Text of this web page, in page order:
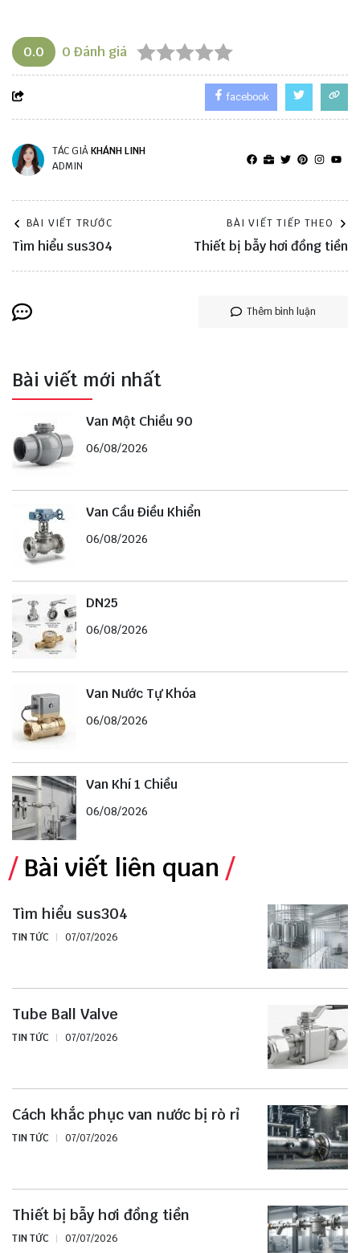
0.0 0 Đánh giá
facebook
TÁC GIẢKHÁNH LINH
ADMIN
BÀI VIẾT TRƯỚC
Tìm hiểu sus304
BÀI VIẾT TIẾP THEO
Thiết bị bẫy hơi đồng tiền
Thêm bình luận
Bài viết mới nhất
Van Một Chiều 90
06/08/2026
Van Cầu Điều Khiển
06/08/2026
DN25
06/08/2026
Van Nước Tự Khóa
06/08/2026
Van Khí 1 Chiều
06/08/2026
Bài viết liên quan
Tìm hiểu sus304
TIN TỨC 07/07/2026
Tube Ball Valve
TIN TỨC 07/07/2026
Cách khắc phục van nước bị rò rỉ
TIN TỨC 07/07/2026
Thiết bị bẫy hơi đồng tiền
TIN TỨC 07/07/2026